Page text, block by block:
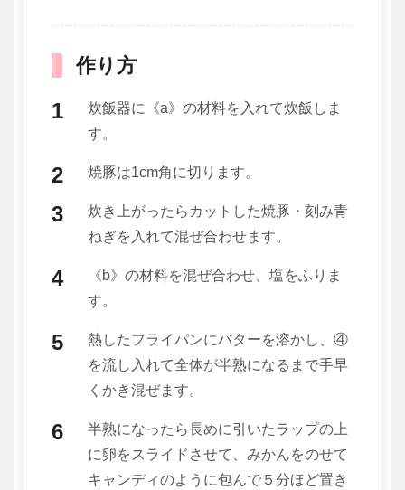
作り方
炊飯器に《a》の材料を入れて炊飯しま
す。
焼豚は1cm角に切ります。
炊き上がったらカットした焼豚・刻み青
ねぎを入れて混ぜ合わせます。
《b》の材料を混ぜ合わせ、塩をふりま
す。
熱したフライパンにバターを溶かし、④
を流し入れて全体が半熟になるまで手早
くかき混ぜます。
半熟になったら長めに引いたラップの上
に卵をスライドさせて、みかんをのせて
キャンディのように包んで５分ほど置き